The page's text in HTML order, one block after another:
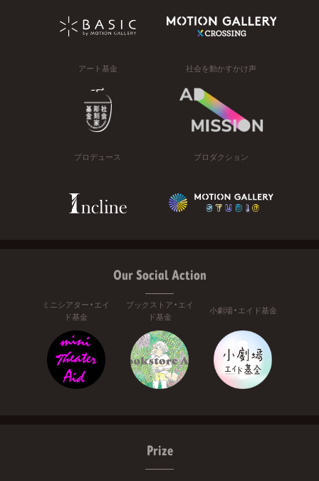
アート基金 社会を動かすかけ声
プロデュース プロダクション
Our Social Action
ミニシアター・エイ
ド基金
ブックストア・エイ
ド基金
小劇場・エイド基金
Prize